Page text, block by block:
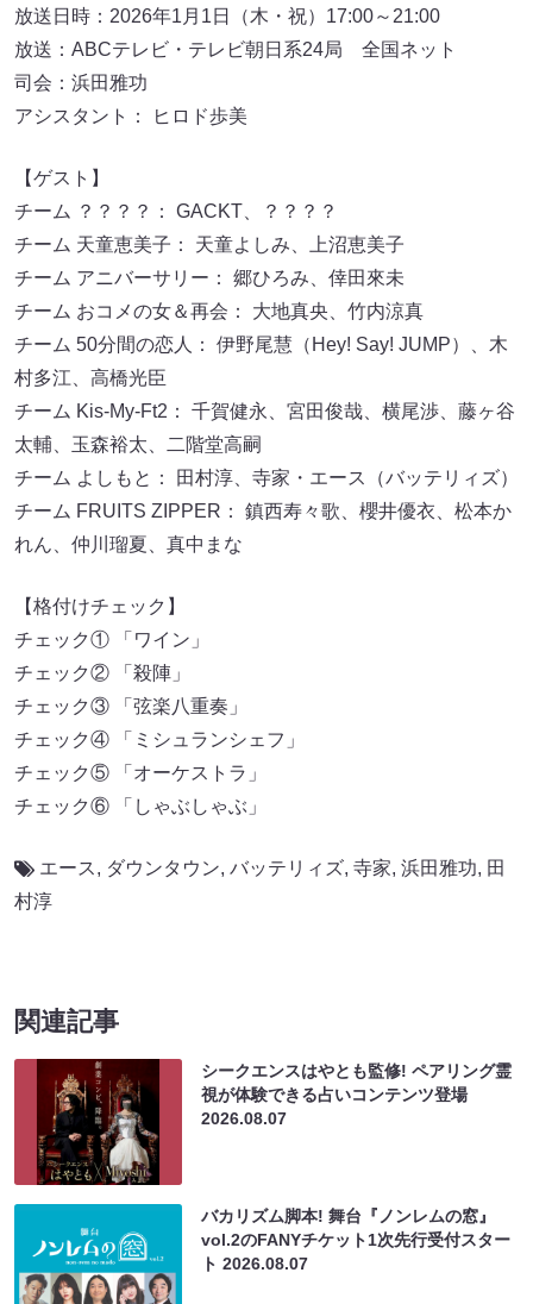
放送日時：2026年1月1日（木・祝）17:00～21:00
放送：ABCテレビ・テレビ朝日系24局 全国ネット
司会：浜田雅功
アシスタント： ヒロド歩美
【ゲスト】
チーム ？？？？： GACKT、？？？？
チーム 天童恵美子： 天童よしみ、上沼恵美子
チーム アニバーサリー： 郷ひろみ、倖田來未
チーム おコメの女＆再会： 大地真央、竹内涼真
チーム 50分間の恋人： 伊野尾慧（Hey! Say! JUMP）、木
村多江、高橋光臣
チーム Kis-My-Ft2： 千賀健永、宮田俊哉、横尾渉、藤ヶ谷
太輔、玉森裕太、二階堂高嗣
チーム よしもと： 田村淳、寺家・エース（バッテリィズ）
チーム FRUITS ZIPPER： 鎮西寿々歌、櫻井優衣、松本か
れん、仲川瑠夏、真中まな
【格付けチェック】
チェック① 「ワイン」
チェック② 「殺陣」
チェック③ 「弦楽八重奏」
チェック④ 「ミシュランシェフ」
チェック⑤ 「オーケストラ」
チェック⑥ 「しゃぶしゃぶ」
エース, ダウンタウン, バッテリィズ, 寺家, 浜田雅功, 田
村淳
関連記事
シークエンスはやとも監修! ペアリング霊
視が体験できる占いコンテンツ登場
2026.08.07
バカリズム脚本! 舞台『ノンレムの窓』
vol.2のFANYチケット1次先行受付スター
ト2026.08.07